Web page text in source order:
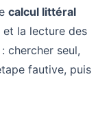
calcul littéral
et la lecture des
chercher seul,
fautive, puis